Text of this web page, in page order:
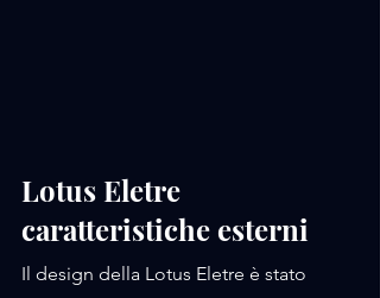
Lotus Eletre
caratteristiche esterni
Il design della Lotus Eletre è stato